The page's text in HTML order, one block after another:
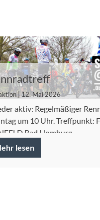
| 12. Mai 2026
aktiv: Regelmäßiger
um 10 Uhr. Treffpunkt:
Bad Homburg
lesen